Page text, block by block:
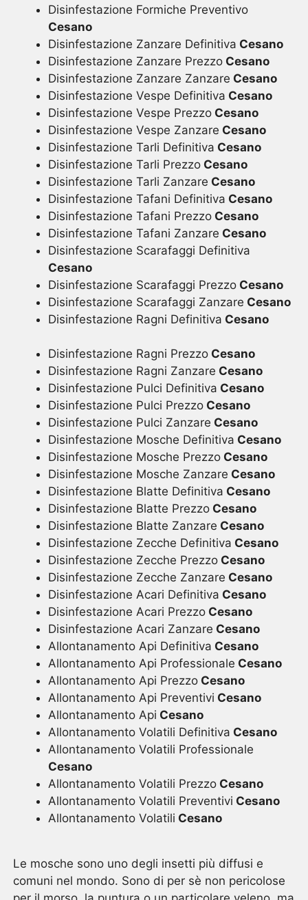
Disinfestazione Formiche Preventivo
Cesano
Disinfestazione Zanzare Definitiva Cesano
Disinfestazione Zanzare Prezzo Cesano
Disinfestazione Zanzare Zanzare Cesano
Disinfestazione Vespe Definitiva Cesano
Disinfestazione Vespe Prezzo Cesano
Disinfestazione Vespe Zanzare Cesano
Disinfestazione Tarli Definitiva Cesano
Disinfestazione Tarli Prezzo Cesano
Disinfestazione Tarli Zanzare Cesano
Disinfestazione Tafani Definitiva Cesano
Disinfestazione Tafani Prezzo Cesano
Disinfestazione Tafani Zanzare Cesano
Disinfestazione Scarafaggi Definitiva
Cesano
Disinfestazione Scarafaggi Prezzo Cesano
Disinfestazione Scarafaggi Zanzare Cesano
Disinfestazione Ragni Definitiva Cesano
Disinfestazione Ragni Prezzo Cesano
Disinfestazione Ragni Zanzare Cesano
Disinfestazione Pulci Definitiva Cesano
Disinfestazione Pulci Prezzo Cesano
Disinfestazione Pulci Zanzare Cesano
Disinfestazione Mosche Definitiva Cesano
Disinfestazione Mosche Prezzo Cesano
Disinfestazione Mosche Zanzare Cesano
Disinfestazione Blatte Definitiva Cesano
Disinfestazione Blatte Prezzo Cesano
Disinfestazione Blatte Zanzare Cesano
Disinfestazione Zecche Definitiva Cesano
Disinfestazione Zecche Prezzo Cesano
Disinfestazione Zecche Zanzare Cesano
Disinfestazione Acari Definitiva Cesano
Disinfestazione Acari Prezzo Cesano
Disinfestazione Acari Zanzare Cesano
Allontanamento Api Definitiva Cesano
Allontanamento Api Professionale Cesano
Allontanamento Api Prezzo Cesano
Allontanamento Api Preventivi Cesano
Allontanamento Api Cesano
Allontanamento Volatili Definitiva Cesano
Allontanamento Volatili Professionale
Cesano
Allontanamento Volatili Prezzo Cesano
Allontanamento Volatili Preventivi Cesano
Allontanamento Volatili Cesano
Le mosche sono uno degli insetti più diffusi e
comuni nel mondo. Sono di per sè non pericolose